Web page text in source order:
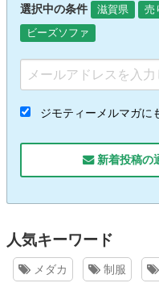
選択中の条件 滋賀県 売
ビーズソファ
ジモティーメルマガに
新着投稿の
人気キーワード
メダカ 制服